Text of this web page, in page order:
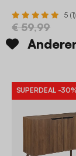
5 (1)
€ 59,99
SUPERDEAL -